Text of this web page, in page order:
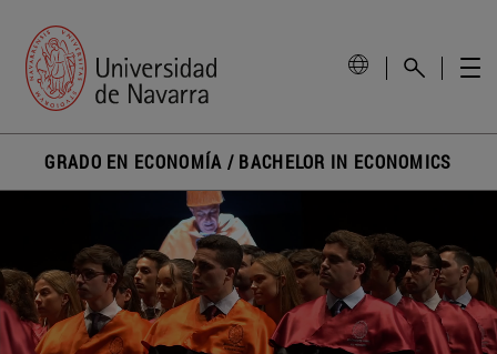
GRADO EN ECONOMÍA / BACHELOR IN ECONOMICS